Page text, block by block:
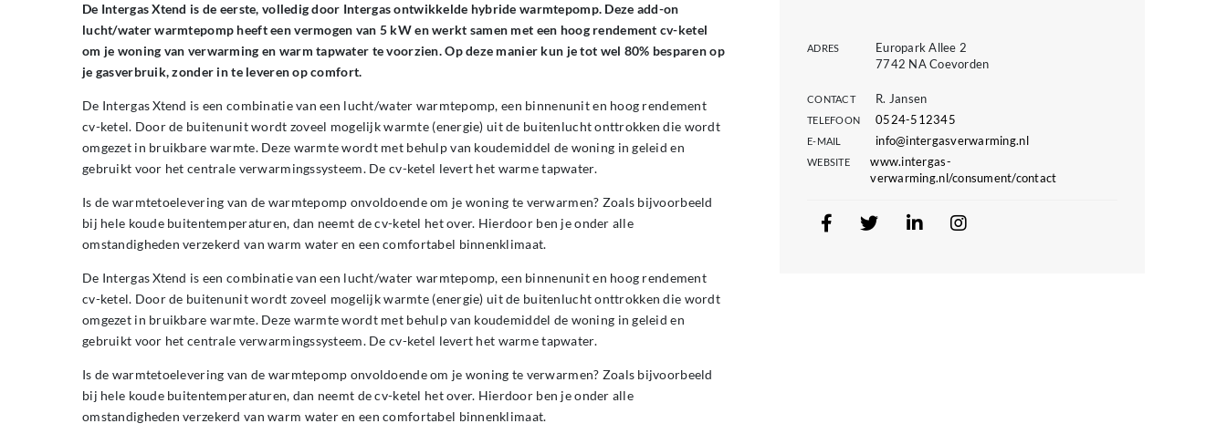
De Intergas Xtend is de eerste, volledig door Intergas ontwikkelde hybride warmtepomp. Deze add-on
lucht/water warmtepomp heeft een vermogen van 5 kW en werkt samen met een hoog rendement cv-ketel
om je woning van verwarming en warm tapwater te voorzien. Op deze manier kun je tot wel 80% besparen op
je gasverbruik, zonder in te leveren op comfort.
De Intergas Xtend is een combinatie van een lucht/water warmtepomp, een binnenunit en hoog rendement
cv-ketel. Door de buitenunit wordt zoveel mogelijk warmte (energie) uit de buitenlucht onttrokken die wordt
omgezet in bruikbare warmte. Deze warmte wordt met behulp van koudemiddel de woning in geleid en
gebruikt voor het centrale verwarmingssysteem. De cv-ketel levert het warme tapwater.
Is de warmtetoelevering van de warmtepomp onvoldoende om je woning te verwarmen? Zoals bijvoorbeeld
bij hele koude buitentemperaturen, dan neemt de cv-ketel het over. Hierdoor ben je onder alle
omstandigheden verzekerd van warm water en een comfortabel binnenklimaat.
De Intergas Xtend is een combinatie van een lucht/water warmtepomp, een binnenunit en hoog rendement
cv-ketel. Door de buitenunit wordt zoveel mogelijk warmte (energie) uit de buitenlucht onttrokken die wordt
omgezet in bruikbare warmte. Deze warmte wordt met behulp van koudemiddel de woning in geleid en
gebruikt voor het centrale verwarmingssysteem. De cv-ketel levert het warme tapwater.
Is de warmtetoelevering van de warmtepomp onvoldoende om je woning te verwarmen? Zoals bijvoorbeeld
bij hele koude buitentemperaturen, dan neemt de cv-ketel het over. Hierdoor ben je onder alle
omstandigheden verzekerd van warm water en een comfortabel binnenklimaat.
ADRES
Europark Allee 2
7742 NA Coevorden
CONTACT R. Jansen
TELEFOON 0524-512345
E-MAIL info@intergasverwarming.nl
WEBSITE
www.intergas-
verwarming.nl/consument/contact